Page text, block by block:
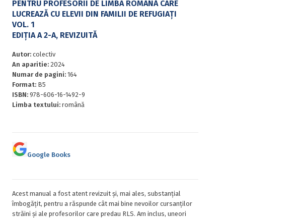
PENTRU PROFESORII DE LIMBA ROMÂNĂ CARE
LUCREAZĂ CU ELEVII DIN FAMILII DE REFUGIAȚI
VOL. 1
EDIȚIA A 2-A, REVIZUITĂ
Autor: colectiv
An aparitie: 2024
Numar de pagini: 164
Format: B5
ISBN: 978-606-16-1492-9
Limba textului: română
Google Books
Acest manual a fost atent revizuit și, mai ales, substanțial
îmbogățit, pentru a răspunde cât mai bine nevoilor cursanților
străini și ale profesorilor care predau RLS. Am inclus, uneori